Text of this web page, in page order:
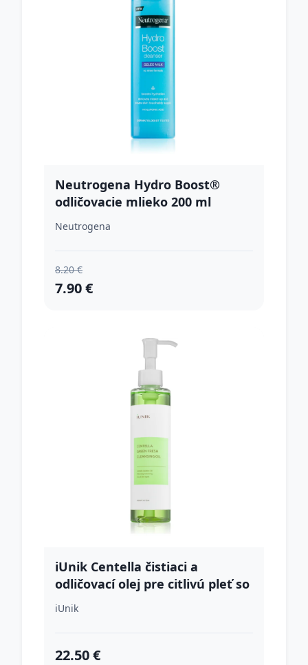
Neutrogena Hydro Boost®
odličovacie mlieko 200 ml
Neutrogena
8.20 €
7.90 €
iUnik Centella čistiaci a
odličovací olej pre citlivú pleť so
sklonom k akné 200 ml
iUnik
22.50 €